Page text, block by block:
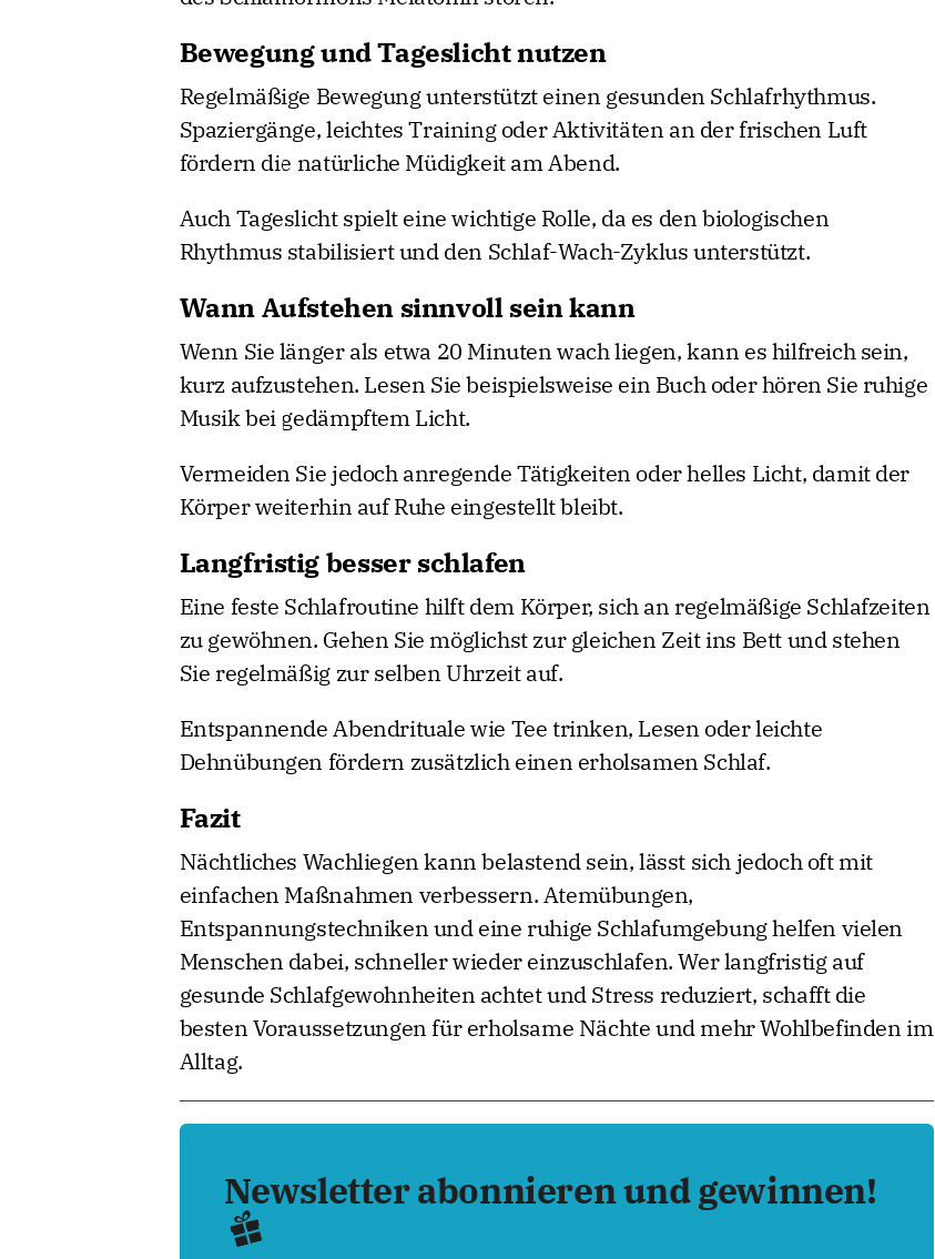
Bewegung und Tageslicht nutzen
Regelmäßige Bewegung unterstützt einen gesunden Schlafrhythmus.
Spaziergänge, leichtes Training oder Aktivitäten an der frischen Luft
fördern die natürliche Müdigkeit am Abend.
Auch Tageslicht spielt eine wichtige Rolle, da es den biologischen
Rhythmus stabilisiert und den Schlaf-Wach-Zyklus unterstützt.
Wann Aufstehen sinnvoll sein kann
Wenn Sie länger als etwa 20 Minuten wach liegen, kann es hilfreich sein,
kurz aufzustehen. Lesen Sie beispielsweise ein Buch oder hören Sie ruhige
Musik bei gedämpftem Licht.
Vermeiden Sie jedoch anregende Tätigkeiten oder helles Licht, damit der
Körper weiterhin auf Ruhe eingestellt bleibt.
Langfristig besser schlafen
Eine feste Schlafroutine hilft dem Körper, sich an regelmäßige Schlafzeiten
zu gewöhnen. Gehen Sie möglichst zur gleichen Zeit ins Bett und stehen
Sie regelmäßig zur selben Uhrzeit auf.
Entspannende Abendrituale wie Tee trinken, Lesen oder leichte
Dehnübungen fördern zusätzlich einen erholsamen Schlaf.
Fazit
Nächtliches Wachliegen kann belastend sein, lässt sich jedoch oft mit
einfachen Maßnahmen verbessern. Atemübungen,
Entspannungstechniken und eine ruhige Schlafumgebung helfen vielen
Menschen dabei, schneller wieder einzuschlafen. Wer langfristig auf
gesunde Schlafgewohnheiten achtet und Stress reduziert, schafft die
besten Voraussetzungen für erholsame Nächte und mehr Wohlbefinden im
Alltag.
Newsletter abonnieren und gewinnen!